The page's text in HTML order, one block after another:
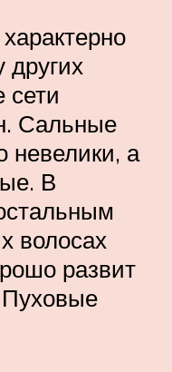
других
сети
Сальные
невелики, а
В
волосах
развит